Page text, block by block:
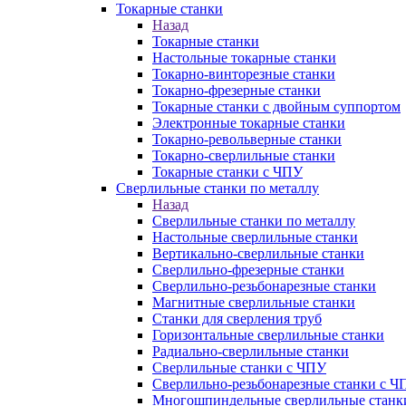
Токарные станки
Назад
Токарные станки
Настольные токарные станки
Токарно-винторезные станки
Токарно-фрезерные станки
Токарные станки с двойным суппортом
Электронные токарные станки
Токарно-револьверные станки
Токарно-сверлильные станки
Токарные станки с ЧПУ
Сверлильные станки по металлу
Назад
Сверлильные станки по металлу
Настольные сверлильные станки
Вертикально-сверлильные станки
Сверлильно-фрезерные станки
Сверлильно-резьбонарезные станки
Магнитные сверлильные станки
Станки для сверления труб
Горизонтальные сверлильные станки
Радиально-сверлильные станки
Сверлильные станки с ЧПУ
Сверлильно-резьбонарезные станки с
Многошпиндельные сверлильные